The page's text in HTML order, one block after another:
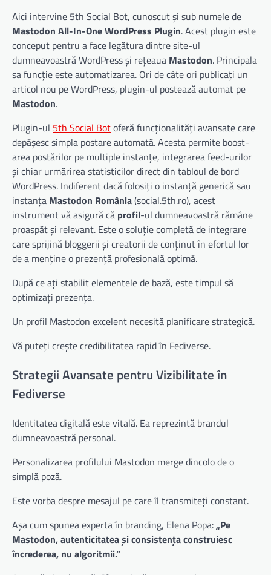
Aici intervine 5th Social Bot, cunoscut și sub numele de
Mastodon All-In-One WordPress Plugin. Acest plugin este
conceput pentru a face legătura dintre site-ul
dumneavoastră WordPress și rețeaua Mastodon. Principala
sa funcție este automatizarea. Ori de câte ori publicați un
articol nou pe WordPress, plugin-ul postează automat pe
Mastodon.
Plugin-ul 5th Social Botoferă funcționalități avansate care
depășesc simpla postare automată. Acesta permite boost-
area postărilor pe multiple instanțe, integrarea feed-urilor
și chiar urmărirea statisticilor direct din tabloul de bord
WordPress. Indiferent dacă folosiți o instanță generică sau
instanța Mastodon România(social.5th.ro), acest
instrument vă asigură că profil-ul dumneavoastră rămâne
proaspăt și relevant. Este o soluție completă de integrare
care sprijină bloggerii și creatorii de conținut în efortul lor
de a menține o prezență profesională optimă.
După ce ați stabilit elementele de bază, este timpul să
optimizați prezența.
Un profil Mastodon excelent necesită planificare strategică.
Vă puteți crește credibilitatea rapid în Fediverse.
Strategii Avansate pentru Vizibilitate în
Fediverse
Identitatea digitală este vitală. Ea reprezintă brandul
dumneavoastră personal.
Personalizarea profilului Mastodon merge dincolo de o
simplă poză.
Este vorba despre mesajul pe care îl transmiteți constant.
Așa cum spunea experta în branding, Elena Popa:„Pe
Mastodon, autenticitatea și consistența construiesc
încrederea, nu algoritmii.”